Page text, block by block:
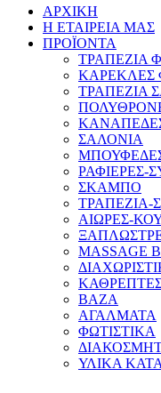
ΑΡΧΙΚΗ
Η ΕΤΑΙΡΕΙΑ ΜΑΣ
ΠΡΟΪΟΝΤΑ
ΤΡΑΠΕΖΙΑ
ΚΑΡΕΚΛΕΣ
ΤΡΑΠΕΖΙΑ
ΣΑΛΟΝΙΑ
ΡΑΦΙΕΡΕΣ-
ΣΚΑΜΠΟ
ΑΙΩΡΕΣ-
MASSAGE
ΒΑΖΑ
ΑΓΑΛΜΑΤΑ
ΦΩΤΙΣΤΙΚΑ
ΥΛΙΚΑ